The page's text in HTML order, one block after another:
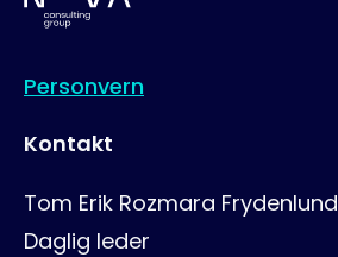
Personvern
Kontakt
Tom Erik Rozmara Frydenlund
Daglig leder